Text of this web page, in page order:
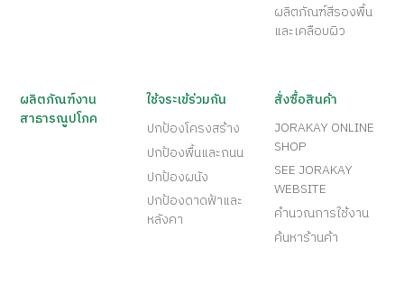
ผลิตภัณฑ์สีรองพื้น
และเคลือบผิว
ผลิตภัณฑ์งาน
สาธารณูปโภค
ใช้จระเข้ร่วมกัน
ปกป้องโครงสร้าง
ปกป้องพื้นและถนน
ปกป้องผนัง
ปกป้องดาดฟ้าและ
หลังคา
สั่งซื้อสินค้า
JORAKAY ONLINE
SHOP
SEE JORAKAY
WEBSITE
คำนวณการใช้งาน
ค้นหาร้านค้า